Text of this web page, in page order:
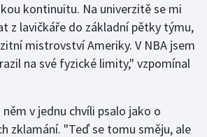
kontinuitu. Na univerzitě se mi
z lavičkáře do základní pětky týmu,
mistrovství Ameriky. V NBA jsem
na své fyzické limity," vzpomínal
v jednu chvíli psalo jako o
zklamání. "Teď se tomu směju, ale